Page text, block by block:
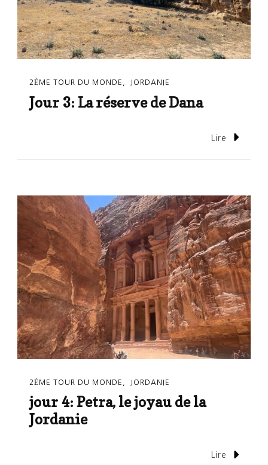
2ÈME TOUR DU MONDE JORDANIE
Jour 3: La réserve de Dana
Lire
2ÈME TOUR DU MONDE JORDANIE
jour 4: Petra, le joyau de la
Jordanie
Lire